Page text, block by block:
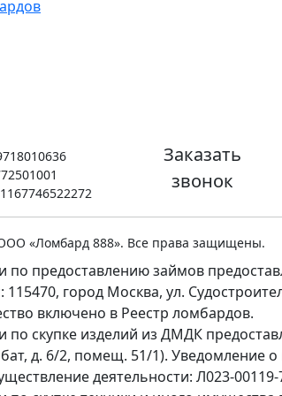
Заказать
звонок
«Ломбард 888». Все права защищены.
по предоставлению займов
115470, город Москва, ул.
включено в Реестр ломбардов.
по скупке изделий из ДМДК
д. 6/2, помещ. 51/1). Уведомление
деятельности: Л023-